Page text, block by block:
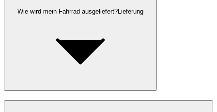
Wie wird mein Fahrrad ausgeliefert?Lieferung